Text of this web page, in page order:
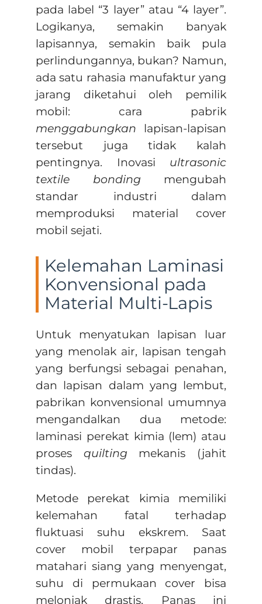
pada label “3 layer” atau “4 layer”.
Logikanya, semakin banyak
lapisannya, semakin baik pula
perlindungannya, bukan? Namun,
ada satu rahasia manufaktur yang
jarang diketahui oleh pemilik
mobil: cara pabrik
menggabungkan lapisan-lapisan
tersebut juga tidak kalah
pentingnya. Inovasi ultrasonic
textile bonding mengubah
standar industri dalam
memproduksi material cover
mobil sejati.
Kelemahan Laminasi
Konvensional pada
Material Multi-Lapis
Untuk menyatukan lapisan luar
yang menolak air, lapisan tengah
yang berfungsi sebagai penahan,
dan lapisan dalam yang lembut,
pabrikan konvensional umumnya
mengandalkan dua metode:
laminasi perekat kimia (lem) atau
proses quilting mekanis (jahit
tindas).
Metode perekat kimia memiliki
kelemahan fatal terhadap
fluktuasi suhu ekskrem. Saat
cover mobil terpapar panas
matahari siang yang menyengat,
suhu di permukaan cover bisa
melonjak drastis. Panas ini